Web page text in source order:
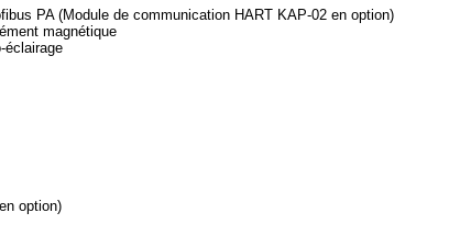
PA (Module de communication HART KAP-02 en option)
magnétique
éclairage
option)